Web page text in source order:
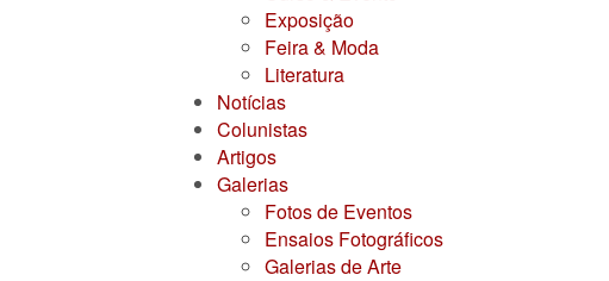
Exposição
Feira & Moda
Literatura
Notícias
Colunistas
Artigos
Galerias
Fotos de Eventos
Ensaios Fotográficos
Galerias de Arte